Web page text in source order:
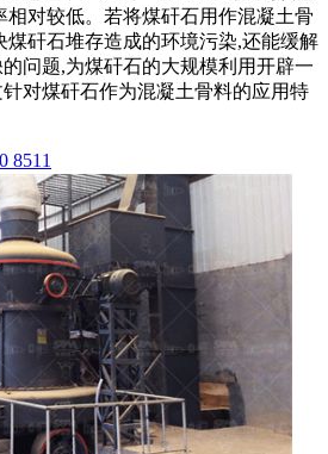
相对较低。若将煤矸石用作混凝土骨
煤矸石堆存造成的环境污染,还能缓解
问题,为煤矸石的大规模利用开辟一
对煤矸石作为混凝土骨料的应用特
8511